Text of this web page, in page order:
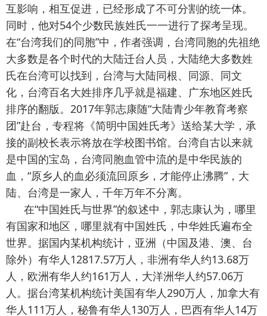
互影响，相互促进，已经形成了不可分割的统一体。
同时，他对54个少数民族姓氏一一进行了探考呈现。
在“台湾我们的同胞”中，作者强调，台湾同胞的先祖绝
大多数是各个时代的大陆迁台人员，大陆绝大多数姓
氏在台湾可以找到，台湾与大陆同根、同源、同文
化，台湾百名大姓排序几乎就是福建、广东地区姓氏
排序的翻版。2017年郭志康随“大陆青少年教育考察
团”赴台，专程将《简明中国姓氏考》送给某大学，承
接的副校长表示将放在学校图书馆。台湾自古以来就
是中国的宝岛，台湾同胞血管中流的是中华民族的
血，“原乡人的血必须流回原乡，才能停止沸腾”，大
陆、台湾是一家人，千年万年不分离。
在“中国姓氏与世界”的叙述中，郭志康认为，哪里
有国家和地区，哪里就有中国姓氏，中华姓氏遍布全
世界。据国内某机构统计，亚洲（中国及港、澳、台
除外）有华人12817.57万人，非洲有华人约13.68万
人，欧洲有华人约161万人，大洋洲华人约57.06万
人。据台湾某机构统计美国有华人290万人，加拿大有
华人111万人，秘鲁有华人130万人，巴西有华人14万